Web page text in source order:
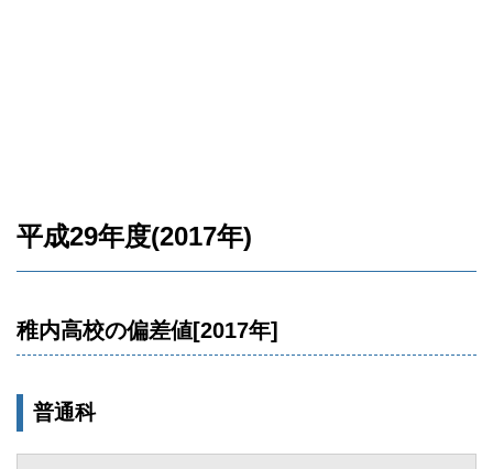
平成29年度(2017年)
稚内高校の偏差値[2017年]
普通科